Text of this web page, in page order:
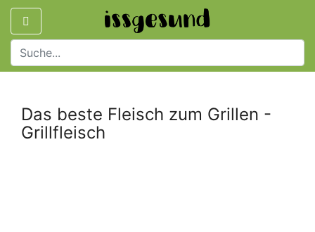
Das beste Fleisch zum Grillen -
Grillfleisch